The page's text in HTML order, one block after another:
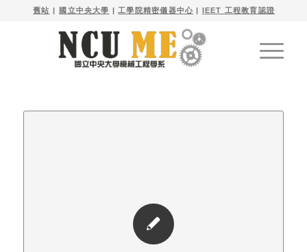
舊站 | 國立中央大學 | 工學院精密儀器中心 | IEET 工程教育認證